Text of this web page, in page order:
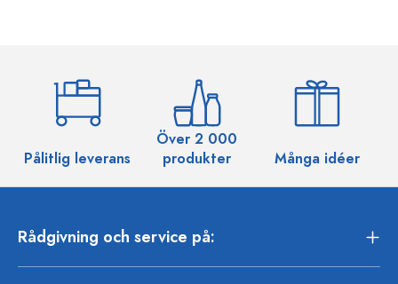
Pålitlig leverans
Över 2 000
produkter
Många idéer
Rådgivning och service på: